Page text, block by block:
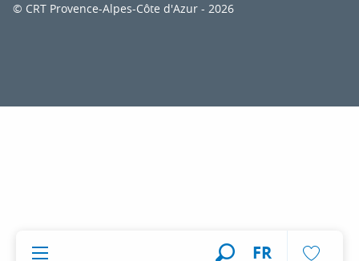
FR
© CRT Provence-Alpes-Côte d'Azur - 2026